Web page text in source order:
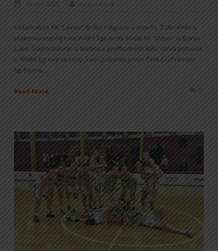
06 dec 2022 weburednik
Košarkašice KK “Lavovi” Brčko odigraće u srijedu, 7. decembra,
utakmicu osmog kola WABA lige protv ekipe KK “Orlovi” iz Banja
Luke. Sjajno izdanje u Nikšiću u prethodnom kolu i prva pobjeda
u WABA ligi ove sezone, kao i pobjeda protiv Čelika u Premijer
ligi Bosne...
Read More 0